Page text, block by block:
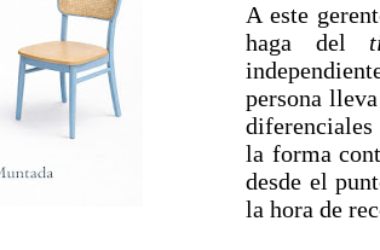
A este
haga del
persona
diferenciales
la forma
desde el
la hora de